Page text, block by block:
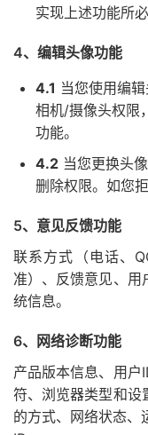
实现上述功能所
4、编辑头像功能
4.1 当您使用编
相机/摄像头权限
功能。
4.2 当您更换头
删除权限。如您
5、意见反馈功能
联系方式（电话、
准）、反馈意见、用
统信息。
6、网络诊断功能
产品版本信息、用户
符、浏览器类型和设
的方式、网络状态、